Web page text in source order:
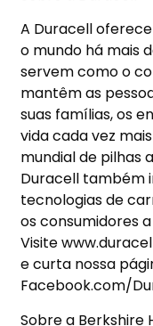
A Duracell
o mundo há mais
servem como o
mantêm as
suas famílias, os
vida cada vez
mundial de pilhas
Duracell também
tecnologias de
os consumidores
Visite
e curta nossa
Facebook.com/
Sobre a Berkshire